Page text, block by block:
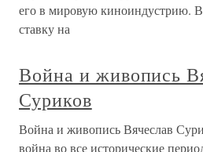
его в мировую киноиндустрию. В
ставку на
Война и живопись
Суриков
Война и живопись Вячеслав
война во все исторические